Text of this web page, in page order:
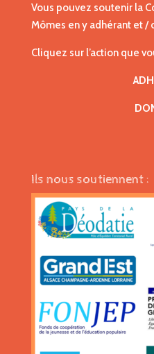
Vous pouvez soutenir la
Mômes en y adhérant et /
Cliquez sur l’action que
Ils nous soutiennent :